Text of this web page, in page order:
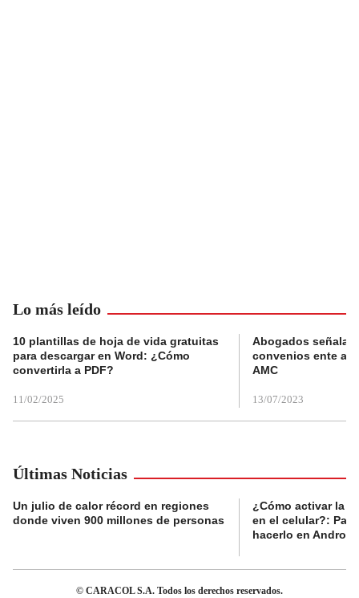
Lo más leído
10 plantillas de hoja de vida gratuitas
para descargar en Word: ¿Cómo
convertirla a PDF?
11/02/2025
Abogados
convenios ente
AMC
13/07/2023
Últimas Noticias
Un julio de calor récord en regiones
donde viven 900 millones de personas
¿Cómo activar la
en el celular?:
hacerlo en
© CARACOL S.A. Todos los derechos reservados.